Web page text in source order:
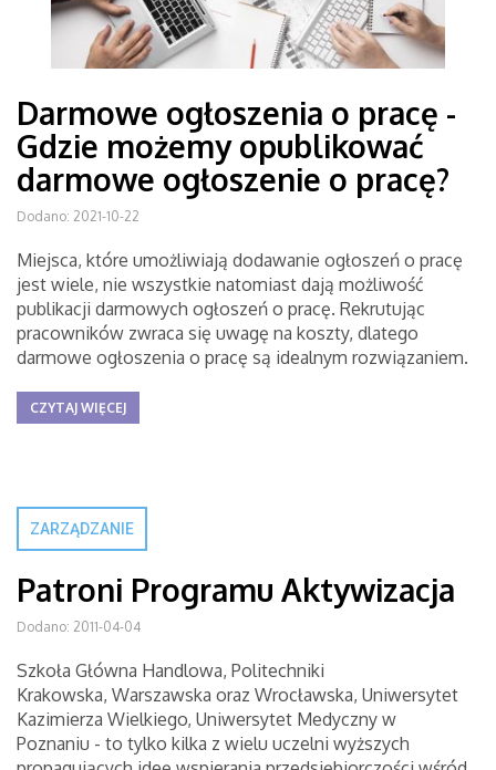
Darmowe ogłoszenia o pracę -
Gdzie możemy opublikować
darmowe ogłoszenie o pracę?
Dodano: 2021-10-22
Miejsca, które umożliwiają dodawanie ogłoszeń o pracę
jest wiele, nie wszystkie natomiast dają możliwość
publikacji darmowych ogłoszeń o pracę. Rekrutując
pracowników zwraca się uwagę na koszty, dlatego
darmowe ogłoszenia o pracę są idealnym rozwiązaniem.
CZYTAJ WIĘCEJ
ZARZĄDZANIE
Patroni Programu Aktywizacja
Dodano: 2011-04-04
Szkoła Główna Handlowa, Politechniki
Krakowska, Warszawska oraz Wrocławska, Uniwersytet
Kazimierza Wielkiego, Uniwersytet Medyczny w
Poznaniu - to tylko kilka z wielu uczelni wyższych